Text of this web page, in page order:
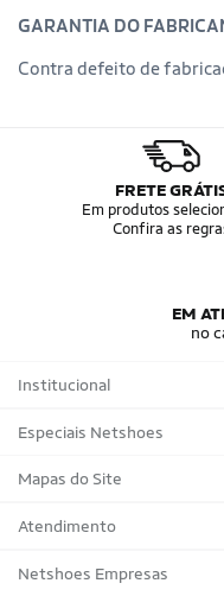
GARANTIA DO
Contra defeito de
FRETE
Em produtos
Confira as
EM
no
Institucional
Sobre a Netshoes
Política de Privacidade
Programa de Afiliados
Regulamentos
Especiais Netshoes
Suplementos
Corrida
Bicicletas
Mapas do Site
Marcas
Tipos de Produtos
Atendimento
Trocas e devoluções
Netshoes Empresas